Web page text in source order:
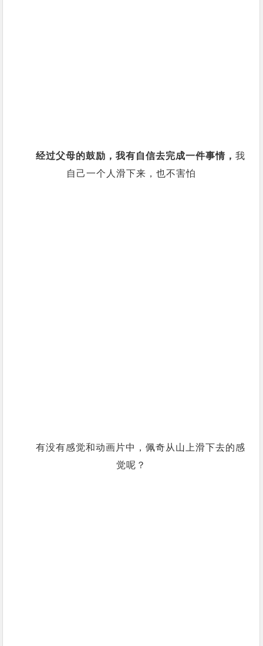
经过父母的鼓励，我有自信去完成一件事情，我
自己一个人滑下来，也不害怕
有没有感觉和动画片中，佩奇从山上滑下去的感
觉呢？